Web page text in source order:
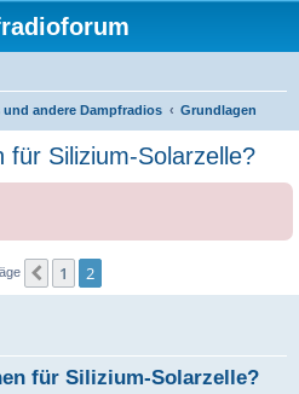
andere Dampfradios Grundlagen
für Silizium-Solarzelle?
Vorherige
1 2
für Silizium-Solarzelle?